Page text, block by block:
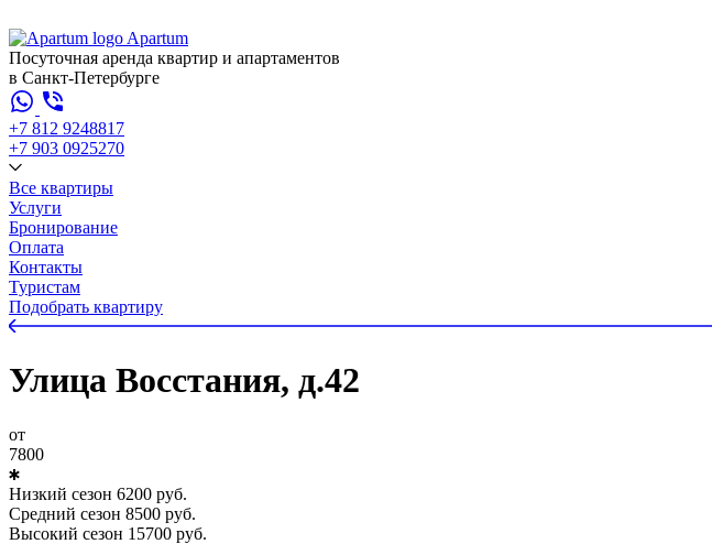
Apartum
Посуточная аренда квартир и апартаментов
в Санкт-Петербурге
+7 812 9248817
+7 903 0925270
Все квартиры
Услуги
Бронирование
Оплата
Контакты
Туристам
Подобрать квартиру
Улица Восстания, д.42
от
7800
Низкий сезон 6200 руб.
Средний сезон 8500 руб.
Высокий сезон 15700 руб.